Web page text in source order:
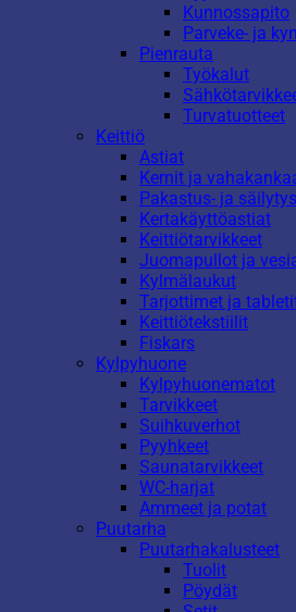
Kunnossapito
Parveke- ja
Pienrauta
Työkalut
Turvatuotteet
Keittiö
Astiat
Kernit ja
Pakastus- ja
Kertakäyttöastiat
Keittiötarvikkeet
Juomapullot ja
Kylmälaukut
Tarjottimet ja
Keittiötekstiilit
Fiskars
Kylpyhuone
Kylpyhuonematot
Tarvikkeet
Suihkuverhot
Pyyhkeet
Saunatarvikkeet
WC-harjat
Ammeet ja potat
Puutarha
Puutarhakalusteet
Tuolit
Pöydät